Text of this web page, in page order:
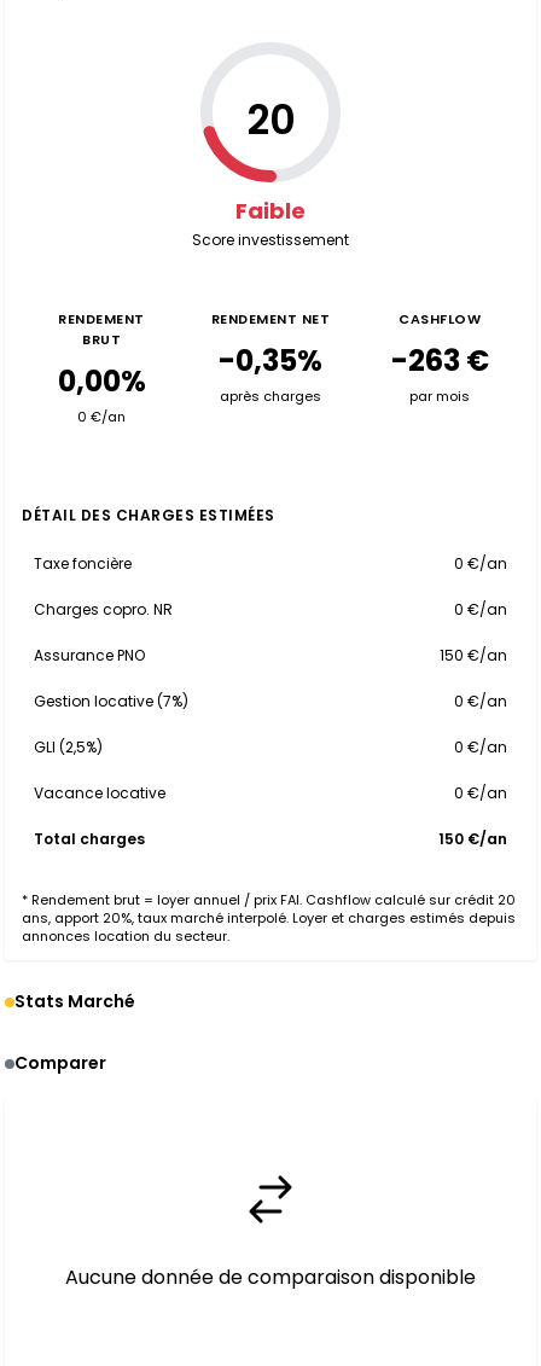
20
Faible
Score investissement
RENDEMENT
BRUT
0,00%
0 €/an
RENDEMENT NET
-0,35%
après charges
CASHFLOW
-263 €
par mois
DÉTAIL DES CHARGES ESTIMÉES
Taxe foncière 0 €/an
Charges copro. NR 0 €/an
Assurance PNO 150 €/an
Gestion locative (7%) 0 €/an
GLI (2,5%) 0 €/an
Vacance locative 0 €/an
Total charges 150 €/an
* Rendement brut = loyer annuel / prix FAI. Cashflow calculé sur crédit 20
ans, apport 20%, taux marché interpolé. Loyer et charges estimés depuis
annonces location du secteur.
Stats Marché
Comparer
Aucune donnée de comparaison disponible